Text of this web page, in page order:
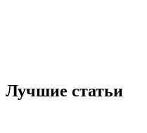
Лучшие статьи